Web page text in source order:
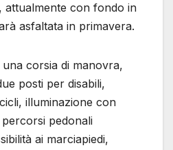
attualmente con fondo in
asfaltata in primavera.
corsia di manovra,
posti per disabili,
illuminazione con
pedonali
ai marciapiedi,